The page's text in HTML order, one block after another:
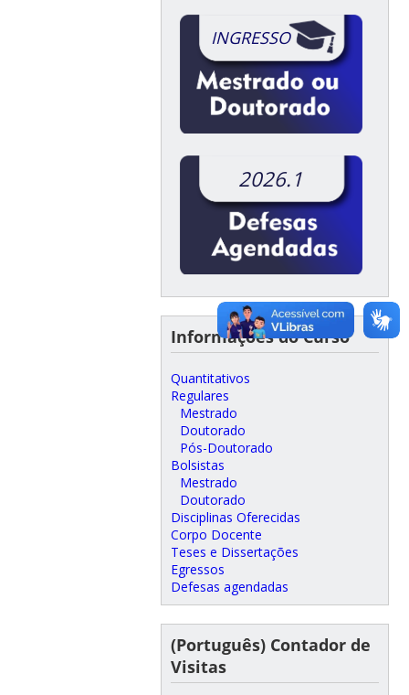
INGRESSO
2026.1
Informações do Curso
Quantitativos
Regulares
Mestrado
Doutorado
Pós-Doutorado
Bolsistas
Mestrado
Doutorado
Disciplinas Oferecidas
Corpo Docente
Teses e Dissertações
Egressos
Defesas agendadas
(Português) Contador de
Visitas